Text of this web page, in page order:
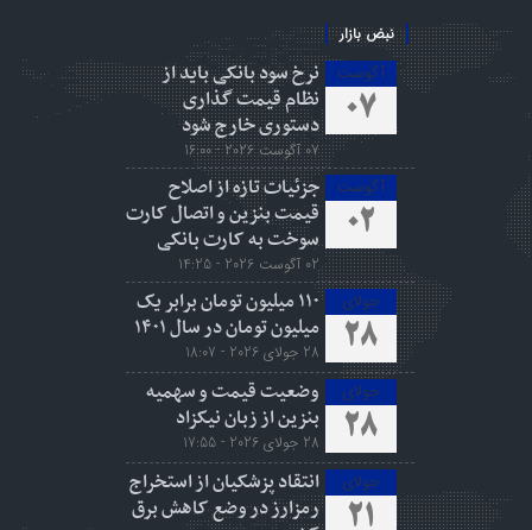
نبض بازار
آگوست
07
نرخ سود بانکی باید از
نظام قیمت گذاری
دستوری خارج شود
07 آگوست 2026 - 16:00
آگوست
02
جزئیات تازه از اصلاح
قیمت بنزین و اتصال کارت
سوخت به کارت بانکی
02 آگوست 2026 - 14:25
جولای
28
۱۱۰ میلیون تومان برابر یک
میلیون تومان در سال ۱۴۰۱
28 جولای 2026 - 18:07
جولای
28
وضعیت قیمت و سهمیه
بنزین از زبان نیکزاد
28 جولای 2026 - 17:55
جولای
21
انتقاد پزشکیان از استخراج
رمزارز در وضع کاهش برق